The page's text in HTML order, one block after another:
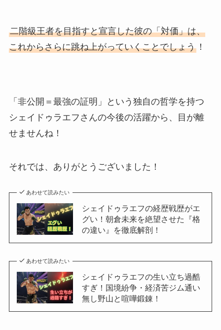
二階級王者を目指すと宣言した彼の「対価」は、
これからさらに跳ね上がっていくことでしょう！
「非公開＝最強の証明」という独自の哲学を持つ
シェイドゥラエフさんの今後の活躍から、目が離
せませんね！
それでは、ありがとうございました！
あわせて読みたい
シェイドゥラエフの経歴戦歴がエ
グい！朝倉未来を絶望させた『格
の違い』を徹底解剖！
あわせて読みたい
シェイドゥラエフの生い立ち過酷
すぎ！国境紛争・経済苦ジム通い
無し野山と喧嘩鍛錬！